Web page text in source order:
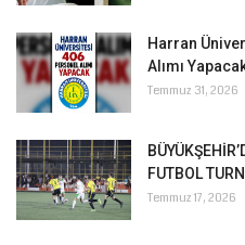
Harran
Alımı
Temmuz 31, 2026
FUTBOL
Temmuz 17, 2026